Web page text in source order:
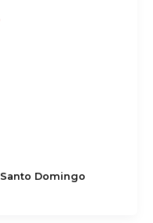
Santo Domingo